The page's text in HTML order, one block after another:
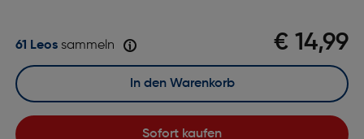
€ 14,99
61 Leossammeln
Sofort kaufen
In den Warenkorb